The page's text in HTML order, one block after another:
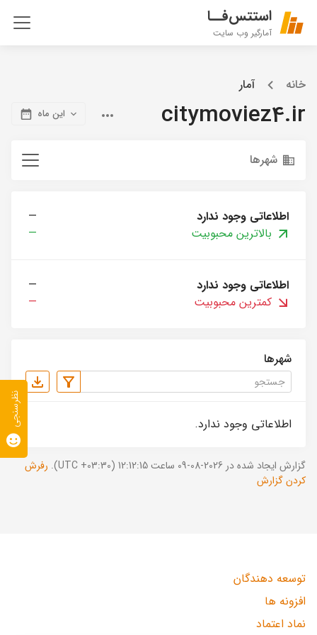
استتس‌فــا
آمارگیر وب سایت
خانه آمار
citymoviez4.ir این ماه
شهرها
اطلاعاتی وجود ندارد
—
بالاترین محبوبیت
—
اطلاعاتی وجود ندارد
—
کمترین محبوبیت
—
شهرها
اطلاعاتی وجود ندارد.
گزارش ایجاد شده در 2026-08-09 ساعت 12:12:15 (UTC +03:30).
رفرش
کردن گزارش
توسعه دهندگان
افزونه ها
نماد اعتماد
نظرسنجی